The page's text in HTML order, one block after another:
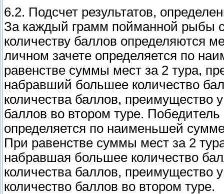
6.2. Подсчет результатов,
За каждый грамм пойманной рыбы
количеству баллов определяются
личном зачете определяется по
равенстве суммы мест за 2 тура,
набравший большее количество
количества баллов, преимущество
баллов во втором туре.
определяется по наименьшей
При равенстве суммы мест за 2
набравшая большее количество
количества баллов, преимущество
количество баллов во втором туре.